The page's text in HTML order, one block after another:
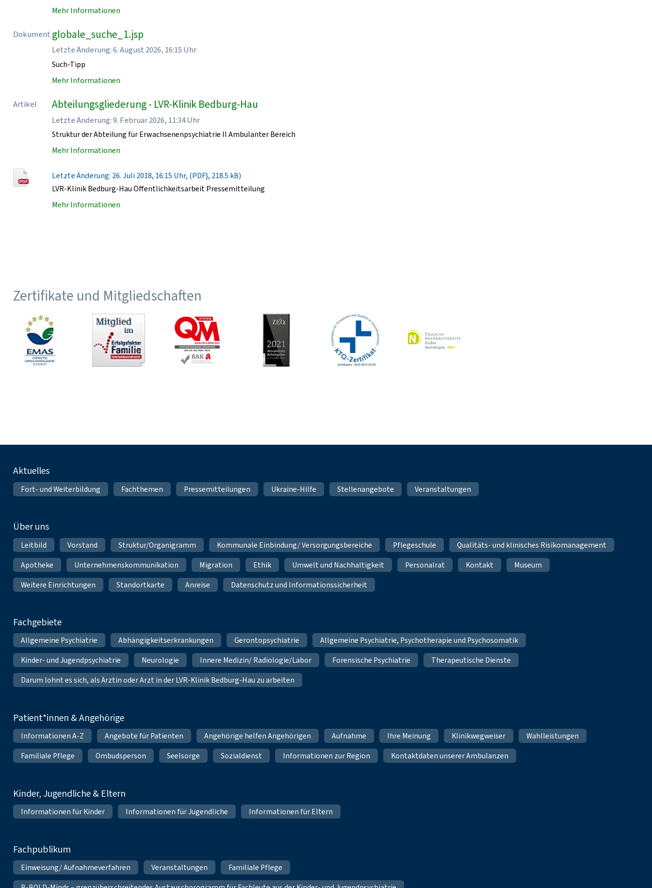
Mehr Informationen
Dokument globale_suche_1.jsp
Letzte Änderung: 6. August 2026, 16:15 Uhr
Such-Tipp
Mehr Informationen
Artikel Abteilungsgliederung - LVR-Klinik Bedburg-Hau
Letzte Änderung: 9. Februar 2026, 11:34 Uhr
Struktur der Abteilung für Erwachsenenpsychiatrie II Ambulanter Bereich
Mehr Informationen
Letzte Änderung: 26. Juli 2018, 16:15 Uhr, (PDF}, 218.5 kB)
LVR-Klinik Bedburg-Hau Öffentlichkeitsarbeit Pressemitteilung
Mehr Informationen
Zertifikate und Mitgliedschaften
Fußnavigation
Aktuelles
Fort- und Weiterbildung Fachthemen Pressemitteilungen Ukraine-Hilfe Stellenangebote Veranstaltungen
Über uns
Leitbild Vorstand Struktur/Organigramm Kommunale Einbindung/ Versorgungsbereiche Pflegeschule
Qualitäts- und klinisches Risikomanagement
Apotheke
Unternehmenskommunikation Migration Ethik Umwelt und Nachhaltigkeit Personalrat Kontakt
Museum
Weitere Einrichtungen
Standortkarte Anreise Datenschutz und Informationssicherheit
Fachgebiete
Allgemeine Psychiatrie Abhängigkeitserkrankungen Gerontopsychiatrie
Allgemeine Psychiatrie, Psychotherapie und Psychosomatik
Kinder- und Jugendpsychiatrie
Neurologie Innere Medizin/ Radiologie/Labor Forensische Psychiatrie
Therapeutische Dienste
Darum lohnt es sich, als Ärztin oder Arzt in der LVR-Klinik Bedburg-Hau zu arbeiten
Patient*innen & Angehörige
Informationen A-Z Angebote für Patienten Angehörige helfen Angehörigen Aufnahme Ihre Meinung Klinikwegweiser
Wahlleistungen
Familiale Pflege
Ombudsperson Seelsorge Sozialdienst Informationen zur Region Kontaktdaten unserer Ambulanzen
Kinder, Jugendliche & Eltern
Informationen für Kinder Informationen für Jugendliche Informationen für Eltern
Fachpublikum
Einweisung/ Aufnahmeverfahren Veranstaltungen
Familiale Pflege